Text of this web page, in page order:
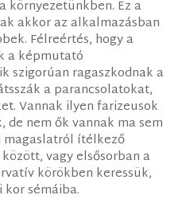
környezetünkben. Ez a
akkor az alkalmazásban
Félreértés, hogy a
a képmutató
szigorúan ragaszkodnak a
a parancsolatokat,
Vannak ilyen farizeusok
de nem ők vannak ma sem
magaslatról ítélkező
vagy elsősorban a
körökben keressük,
sémáiba.